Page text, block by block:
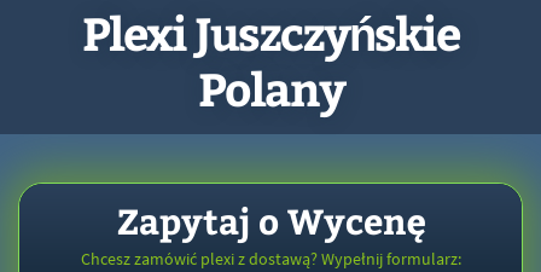
Plexi Juszczyńskie
Polany
Zapytaj o Wycenę
Chcesz zamówić plexi z dostawą? Wypełnij formularz: